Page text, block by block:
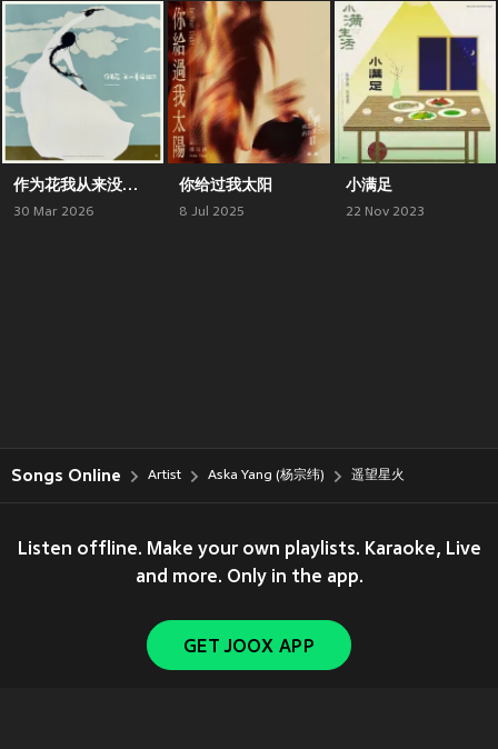
作为花我从来没败过
30 Mar 2026
你给过我太阳
8 Jul 2025
小满足
22 Nov 2023
Songs Online Artist Aska Yang (杨宗纬) 遥望星火
Listen offline. Make your own playlists. Karaoke, Live
and more. Only in the app.
GET JOOX APP